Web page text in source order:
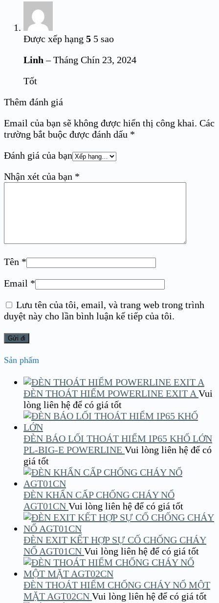
Được xếp hạng 5 5 sao
Linh– Tháng Chín 23, 2024
Tốt
Thêm đánh giá
Email của bạn sẽ không được hiển thị công khai. Các
trường bắt buộc được đánh dấu *
Đánh giá của bạn
Nhận xét của bạn *
Tên *
Email *
Lưu tên của tôi, email, và trang web trong trình
duyệt này cho lần bình luận kế tiếp của tôi.
Sản phẩm
ĐÈN THOÁT HIỂM POWERLINE EXIT A Vui
lòng liên hệ để có giá tốt
ĐÈN BÁO LỐI THOÁT HIỂM IP65 KHỔ LỚN
PL-BIG-E POWERLINE Vui lòng liên hệ để có
giá tốt
ĐÈN KHẨN CẤP CHỐNG CHÁY NỔ
AGT01CN Vui lòng liên hệ để có giá tốt
ĐÈN EXIT KẾT HỢP SỰ CỐ CHỐNG CHÁY
NỔ AGT01CN Vui lòng liên hệ để có giá tốt
ĐÈN THOÁT HIỂM CHỐNG CHÁY NỔ MỘT
MẶT AGT02CN Vui lòng liên hệ để có giá tốt